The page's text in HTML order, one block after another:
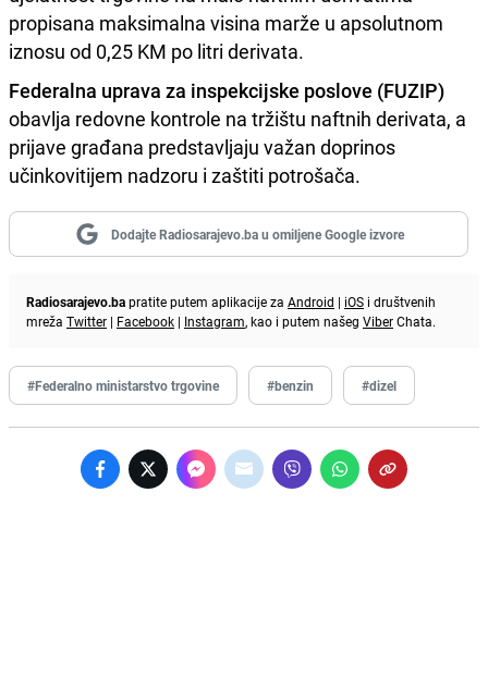
propisana maksimalna visina marže u apsolutnom
iznosu od 0,25 KM po litri derivata.
Federalna uprava za inspekcijske poslove (FUZIP)
obavlja redovne kontrole na tržištu naftnih derivata, a
prijave građana predstavljaju važan doprinos
učinkovitijem nadzoru i zaštiti potrošača.
Dodajte Radiosarajevo.ba u omiljene Google izvore
Radiosarajevo.bapratite putem aplikacije za Android | iOS i društvenih
mreža Twitter | Facebook | Instagram, kao i putem našeg ViberChata.
#Federalno ministarstvo trgovine #benzin #dizel